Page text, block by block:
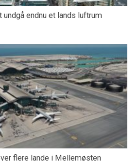
undgå endnu et lands luftrum
flere lande i Mellemøsten